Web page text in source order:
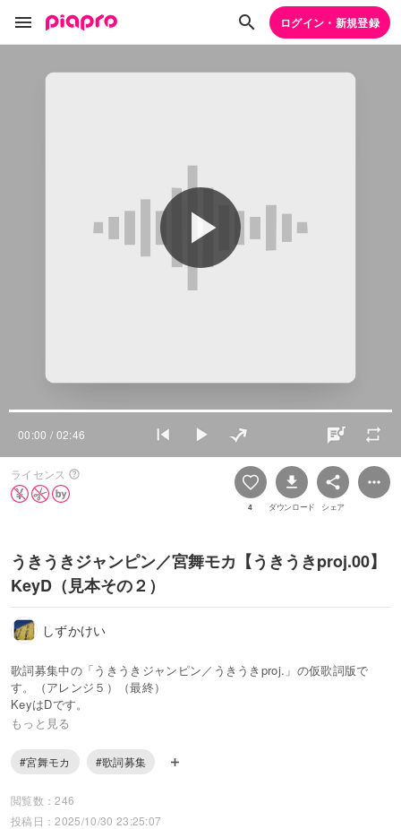
ログイン・新規登録
00:00 / 02:46
ライセンス
4 ダウンロード シェア
うきうきジャンピン／宮舞モカ【うきうきproj.00】
KeyD（見本その２）
しずかけい
歌詞募集中の「うきうきジャンピン／うきうきproj.」の仮歌詞版で
す。（アレンジ５）（最終）
KeyはDです。
https://piapro.jp/t/SrB9
（締め切り１１月２５日（火））
もっと見る
#宮舞モカ #歌詞募集
閲覧数：246
投稿日：2025/10/30 23:25:07